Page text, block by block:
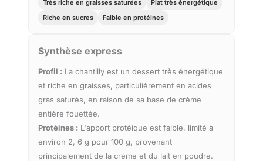
Très riche en graisses saturées
Plat très énergétique
Riche en sucres
Faible en protéines
Synthèse express
Profil : La chantilly est un dessert très énergétique
et riche en graisses, particulièrement en acides
gras saturés, en raison de sa base de crème
entière fouettée.
Protéines : L'apport protéique est faible, limité à
environ 2, 6 g pour 100 g, provenant
principalement de la crème et du lait en poudre.